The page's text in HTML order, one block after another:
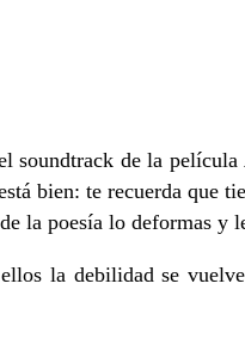
soundtrack de la película
bien: te recuerda que
la poesía lo deformas y
la debilidad se